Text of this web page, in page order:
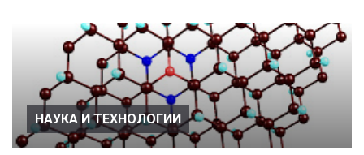
НАУКА И ТЕХНОЛОГИИ